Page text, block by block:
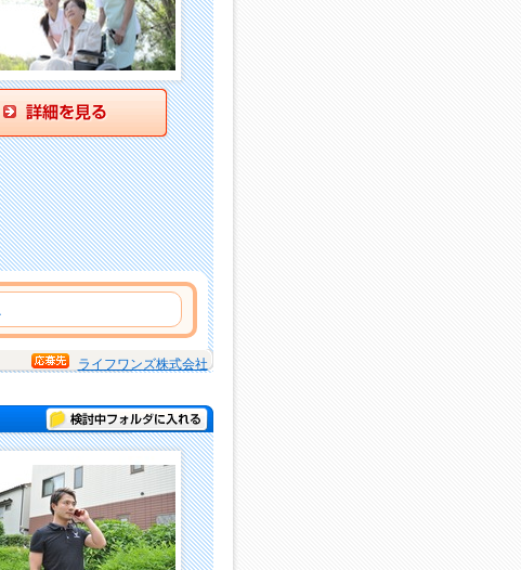
ライフワンズ株式会社
検討中フォルダに入れる